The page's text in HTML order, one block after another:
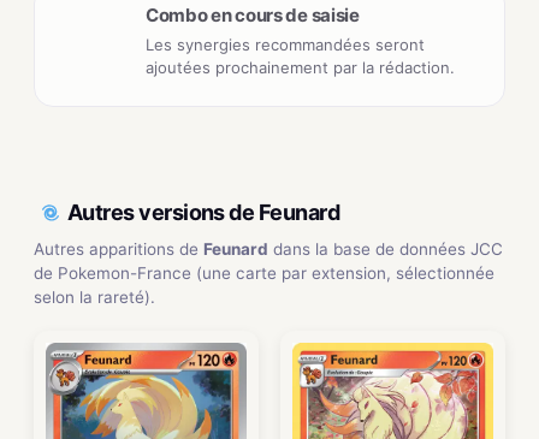
Combo en cours de saisie
Les synergies recommandées seront
ajoutées prochainement par la rédaction.
Autres versions de Feunard
Autres apparitions de Feunard dans la base de données JCC
de Pokemon-France (une carte par extension, sélectionnée
selon la rareté).